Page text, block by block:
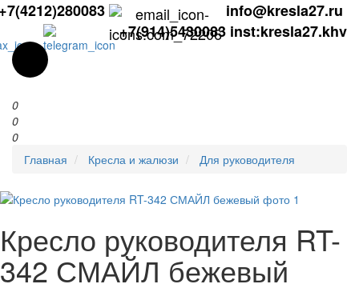
info@kresla27.ru
+7(914)5430083 inst:kresla27.khv
0
0
0
Главная
Кресла и жалюзи Для руководителя
Кресло руководителя RT-
342 СМАЙЛ бежевый